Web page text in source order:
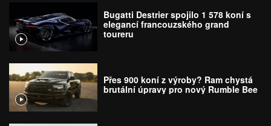
Bugatti Destrier spojilo 1 578 koní s
elegancí francouzského grand
toureru
Přes 900 koní z výroby? Ram chystá
brutální úpravy pro nový Rumble Bee